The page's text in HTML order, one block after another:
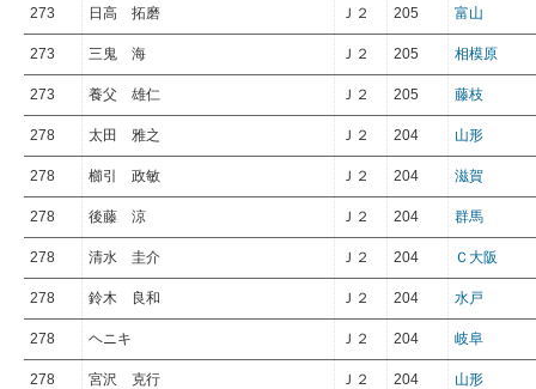
273 日高 拓磨 Ｊ２ 205 富山
273 三鬼 海 Ｊ２ 205 相模原
273 養父 雄仁 Ｊ２ 205 藤枝
278 太田 雅之 Ｊ２ 204 山形
278 櫛引 政敏 Ｊ２ 204 滋賀
278 後藤 涼 Ｊ２ 204 群馬
278 清水 圭介 Ｊ２ 204 Ｃ大阪
278 鈴木 良和 Ｊ２ 204 水戸
278 ヘニキ Ｊ２ 204 岐阜
278 宮沢 克行 Ｊ２ 204 山形